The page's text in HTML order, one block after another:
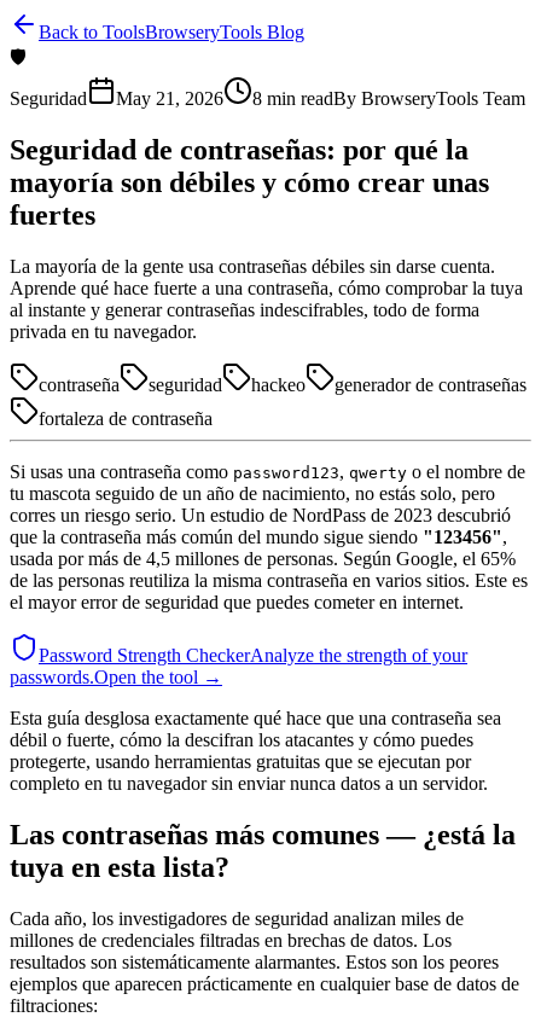
Back to ToolsBrowseryTools Blog
🛡️
Seguridad
May 21, 2026 8 min readBy BrowseryTools Team
Seguridad de contraseñas: por qué la
mayoría son débiles y cómo crear unas
fuertes
La mayoría de la gente usa contraseñas débiles sin darse cuenta.
Aprende qué hace fuerte a una contraseña, cómo comprobar la tuya
al instante y generar contraseñas indescifrables, todo de forma
privada en tu navegador.
contraseña seguridad hackeo
generador de contraseñas
fortaleza de contraseña
Si usas una contraseña como password123, qwerty o el nombre de
tu mascota seguido de un año de nacimiento, no estás solo, pero
corres un riesgo serio. Un estudio de NordPass de 2023 descubrió
que la contraseña más común del mundo sigue siendo "123456",
usada por más de 4,5 millones de personas. Según Google, el 65%
de las personas reutiliza la misma contraseña en varios sitios. Este es
el mayor error de seguridad que puedes cometer en internet.
Password Strength CheckerAnalyze the strength of your
passwords.Open the tool →
Esta guía desglosa exactamente qué hace que una contraseña sea
débil o fuerte, cómo la descifran los atacantes y cómo puedes
protegerte, usando herramientas gratuitas que se ejecutan por
completo en tu navegador sin enviar nunca datos a un servidor.
Las contraseñas más comunes — ¿está la
tuya en esta lista?
Cada año, los investigadores de seguridad analizan miles de
millones de credenciales filtradas en brechas de datos. Los
resultados son sistemáticamente alarmantes. Estos son los peores
ejemplos que aparecen prácticamente en cualquier base de datos de
filtraciones: